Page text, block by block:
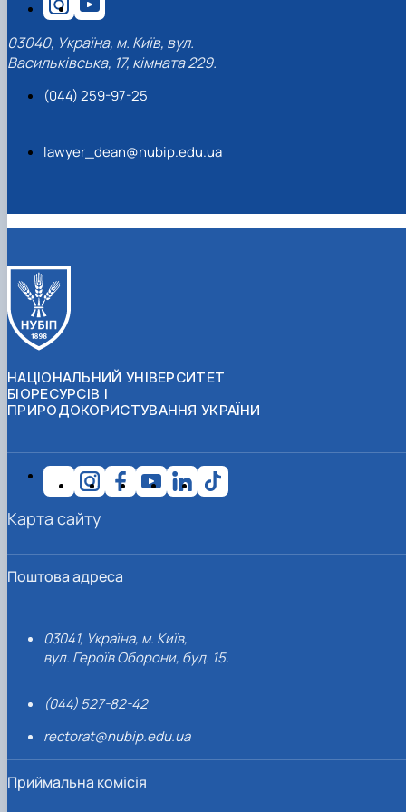
03040, Україна, м. Київ, вул.
Васильківська, 17, кімната 229.
(044) 259-97-25
lawyer_dean@nubip.edu.ua
НАЦІОНАЛЬНИЙ УНІВЕРСИТЕТ
БІОРЕСУРСІВ І
ПРИРОДОКОРИСТУВАННЯ УКРАЇНИ
Поштова адреса
03041, Україна, м. Київ,
вул. Героїв Оборони, буд. 15.
(044) 527-82-42
rectorat@nubip.edu.ua
Приймальна комісія
Карта сайту